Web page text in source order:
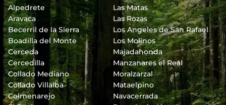
Alpedrete
Aravaca
Becerril de la Sierra
Boadilla del Monte
Cerceda
Cercedilla
Collado Mediano
Collado Villalba
Colmenarejo
Las Matas
Las Rozas
Los Angeles de San Rafael
Los Molinos
Majadahonda
Manzanares el Real
Moralzarzal
Mataelpino
Navacerrada